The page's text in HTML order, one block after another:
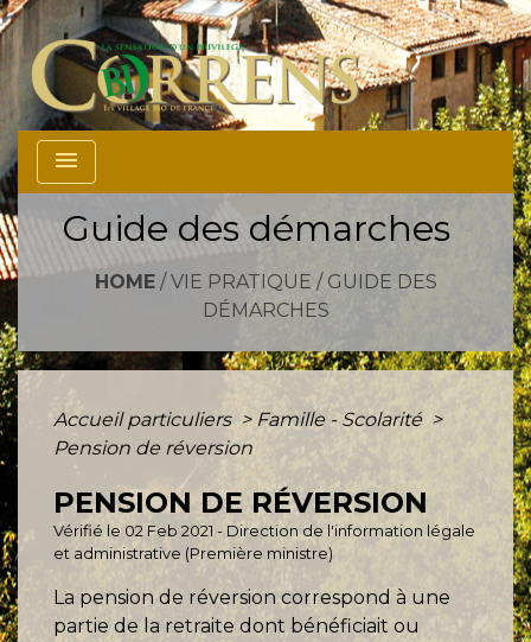
menu
Guide des démarches
HOME/ VIE PRATIQUE / GUIDE DES
DÉMARCHES
Accueil particuliers > Famille - Scolarité >
Pension de réversion
PENSION DE RÉVERSION
Vérifié le 02 Feb 2021 - Direction de l'information légale
et administrative (Première ministre)
La pension de réversion correspond à une
partie de la retraite dont bénéficiait ou